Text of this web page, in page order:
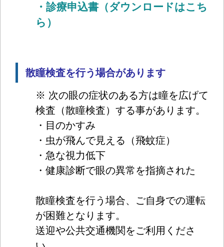
・診療申込書（ダウンロードはこち
ら）
散瞳検査を行う場合があります
※ 次の眼の症状のある方は瞳を広げて
検査（散瞳検査）する事があります。
・目のかすみ
・虫が飛んで見える（飛蚊症）
・急な視力低下
・健康診断で眼の異常を指摘された
散瞳検査を行う場合、ご自身での運転
が困難となります。
送迎や公共交通機関をご利用くださ